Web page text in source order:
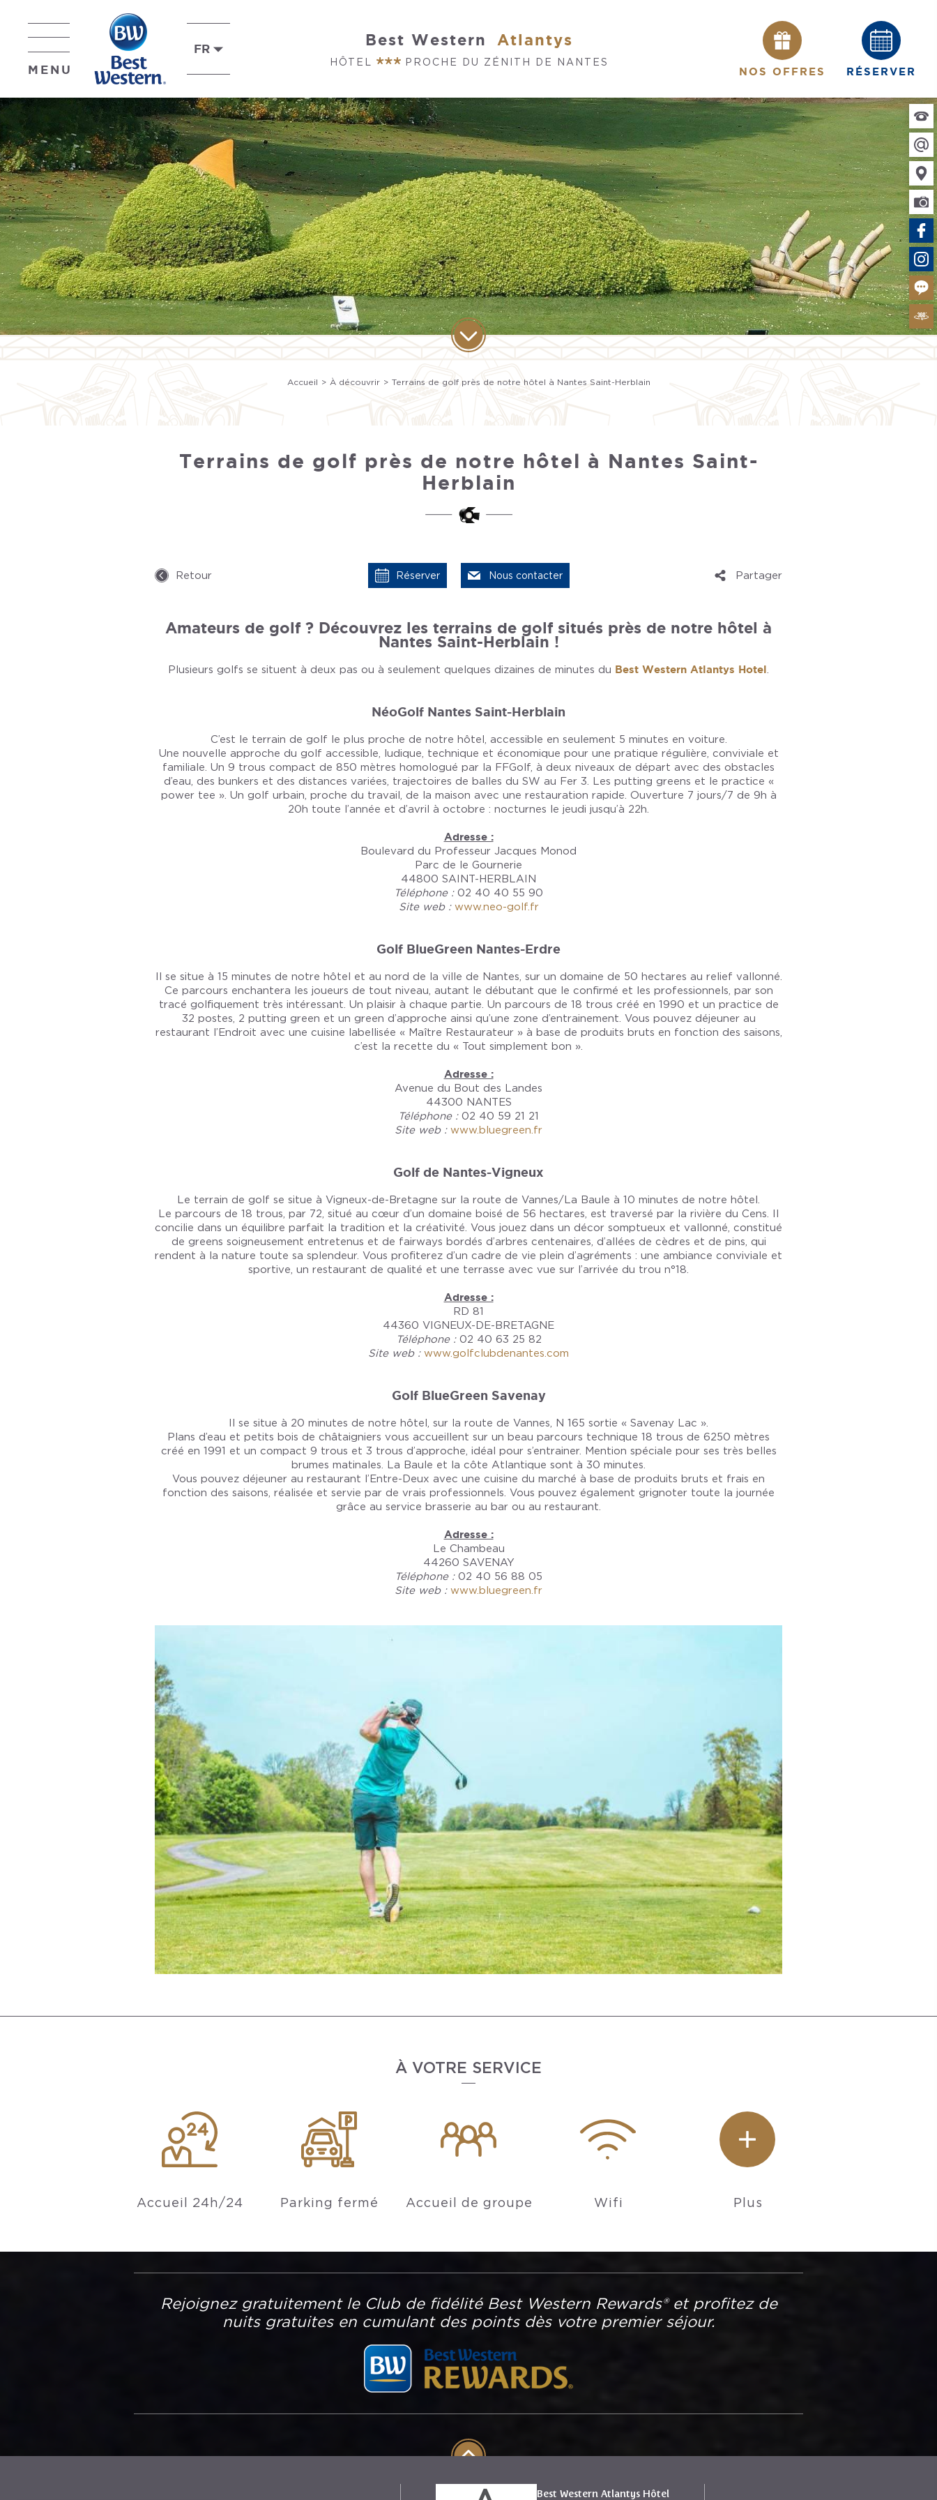
MENU
FR
Best Western Atlantys
HÔTEL PROCHE DU ZÉNITH DE NANTES
NOS OFFRES RÉSERVER
Accueil À découvrir Terrains de golf près de notre hôtel à Nantes Saint-Herblain
Terrains de golf près de notre hôtel à Nantes Saint-
Herblain
Retour Partager
Réserver Nous contacter
Amateurs de golf ? Découvrez les terrains de golf situés près de notre hôtel à
Nantes Saint-Herblain !
Plusieurs golfs se situent à deux pas ou à seulement quelques dizaines de minutes du Best Western Atlantys Hotel.
NéoGolf Nantes Saint-Herblain
C’est le terrain de golf le plus proche de notre hôtel, accessible en seulement 5 minutes en voiture.
Une nouvelle approche du golf accessible, ludique, technique et économique pour une pratique régulière, conviviale et
familiale. Un 9 trous compact de 850 mètres homologué par la FFGolf, à deux niveaux de départ avec des obstacles
d’eau, des bunkers et des distances variées, trajectoires de balles du SW au Fer 3. Les putting greens et le practice «
power tee ». Un golf urbain, proche du travail, de la maison avec une restauration rapide. Ouverture 7 jours/7 de 9h à
20h toute l’année et d’avril à octobre : nocturnes le jeudi jusqu’à 22h.
Adresse :
Boulevard du Professeur Jacques Monod
Parc de le Gournerie
44800 SAINT-HERBLAIN
Téléphone :02 40 40 55 90
Site web : www.neo-golf.fr
Golf BlueGreen Nantes-Erdre
Il se situe à 15 minutes de notre hôtel et au nord de la ville de Nantes, sur un domaine de 50 hectares au relief vallonné.
Ce parcours enchantera les joueurs de tout niveau, autant le débutant que le confirmé et les professionnels, par son
tracé golfiquement très intéressant. Un plaisir à chaque partie. Un parcours de 18 trous créé en 1990 et un practice de
32 postes, 2 putting green et un green d’approche ainsi qu’une zone d’entrainement. Vous pouvez déjeuner au
restaurant l’Endroit avec une cuisine labellisée « Maître Restaurateur » à base de produits bruts en fonction des saisons,
c’est la recette du « Tout simplement bon ».
Adresse :
Avenue du Bout des Landes
44300 NANTES
Téléphone :02 40 59 21 21
Site web : www.bluegreen.fr
Golf de Nantes-Vigneux
Le terrain de golf se situe à Vigneux-de-Bretagne sur la route de Vannes/La Baule à 10 minutes de notre hôtel.
Le parcours de 18 trous, par 72, situé au cœur d’un domaine boisé de 56 hectares, est traversé par la rivière du Cens. Il
concilie dans un équilibre parfait la tradition et la créativité. Vous jouez dans un décor somptueux et vallonné, constitué
de greens soigneusement entretenus et de fairways bordés d’arbres centenaires, d’allées de cèdres et de pins, qui
rendent à la nature toute sa splendeur. Vous profiterez d’un cadre de vie plein d’agréments : une ambiance conviviale et
sportive, un restaurant de qualité et une terrasse avec vue sur l’arrivée du trou n°18.
Adresse :
RD 81
44360 VIGNEUX-DE-BRETAGNE
Téléphone :02 40 63 25 82
Site web : www.golfclubdenantes.com
Golf BlueGreen Savenay
Il se situe à 20 minutes de notre hôtel, sur la route de Vannes, N 165 sortie « Savenay Lac ».
Plans d’eau et petits bois de châtaigniers vous accueillent sur un beau parcours technique 18 trous de 6250 mètres
créé en 1991 et un compact 9 trous et 3 trous d’approche, idéal pour s’entrainer. Mention spéciale pour ses très belles
brumes matinales. La Baule et la côte Atlantique sont à 30 minutes.
Vous pouvez déjeuner au restaurant l’Entre-Deux avec une cuisine du marché à base de produits bruts et frais en
fonction des saisons, réalisée et servie par de vrais professionnels. Vous pouvez également grignoter toute la journée
grâce au service brasserie au bar ou au restaurant.
Adresse :
Le Chambeau
44260 SAVENAY
Téléphone :02 40 56 88 05
Site web : www.bluegreen.fr
À VOTRE SERVICE
Accueil 24h/24 Parking fermé Accueil de groupe Wifi Plus
Rejoignez gratuitement le Club de fidélité Best Western Rewards® et profitez de
nuits gratuites en cumulant des points dès votre premier séjour.
Best Western Atlantys Hôtel